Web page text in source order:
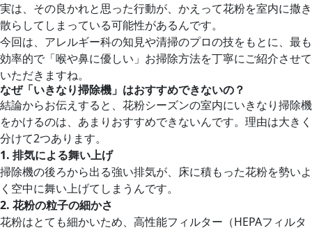
実は、その良かれと思った行動が、かえって花粉を室内に撒き
散らしてしまっている可能性があるんです。
今回は、アレルギー科の知見や清掃のプロの技をもとに、最も
効率的で「喉や鼻に優しい」お掃除方法を丁寧にご紹介させて
いただきますね。
なぜ「いきなり掃除機」はおすすめできないの？
結論からお伝えすると、花粉シーズンの室内にいきなり掃除機
をかけるのは、あまりおすすめできないんです。理由は大きく
分けて2つあります。
1. 排気による舞い上げ
掃除機の後ろから出る強い排気が、床に積もった花粉を勢いよ
く空中に舞い上げてしまうんです。
2. 花粉の粒子の細かさ
花粉はとても細かいため、高性能フィルター（HEPAフィルタ